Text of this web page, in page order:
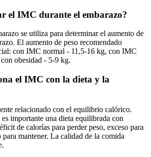
el IMC durante el embarazo?
se utiliza para determinar el aumento de
El aumento de peso recomendado
con IMC normal - 11,5-16 kg, con IMC
obesidad - 5-9 kg.
el IMC con la dieta y la
relacionado con el equilibrio calórico.
importante una dieta equilibrada con
de calorías para perder peso, exceso para
mantener. La calidad de la comida